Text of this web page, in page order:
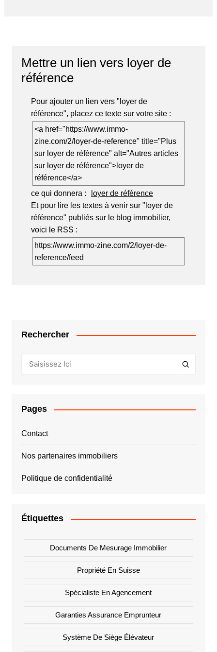
Mettre un lien vers loyer de
référence
Pour ajouter un lien vers "loyer de
référence", placez ce texte sur votre site :
<a href="https://www.immo-
zine.com/2/loyer-de-reference" title="Plus
sur loyer de référence" alt="Autres articles
sur loyer de référence">loyer de
référence</a>
ce qui donnera :
loyer de référence
Et pour lire les textes à venir sur "loyer de
référence" publiés sur le blog immobilier,
voici le RSS :
https://www.immo-zine.com/2/loyer-de-
reference/feed
Rechercher
Pages
Contact
Nos partenaires immobiliers
Politique de confidentialité
Étiquettes
Documents De Mesurage Immobilier
Propriété En Suisse
Spécialiste En Agencement
Garanties Assurance Emprunteur
Système De Siège Élévateur